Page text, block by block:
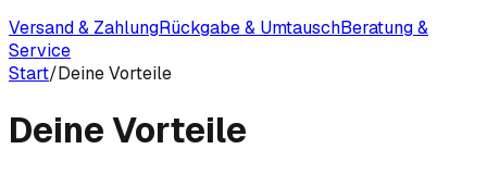
Versand & ZahlungRückgabe & UmtauschBeratung &
Service
Start/Deine Vorteile
Deine Vorteile